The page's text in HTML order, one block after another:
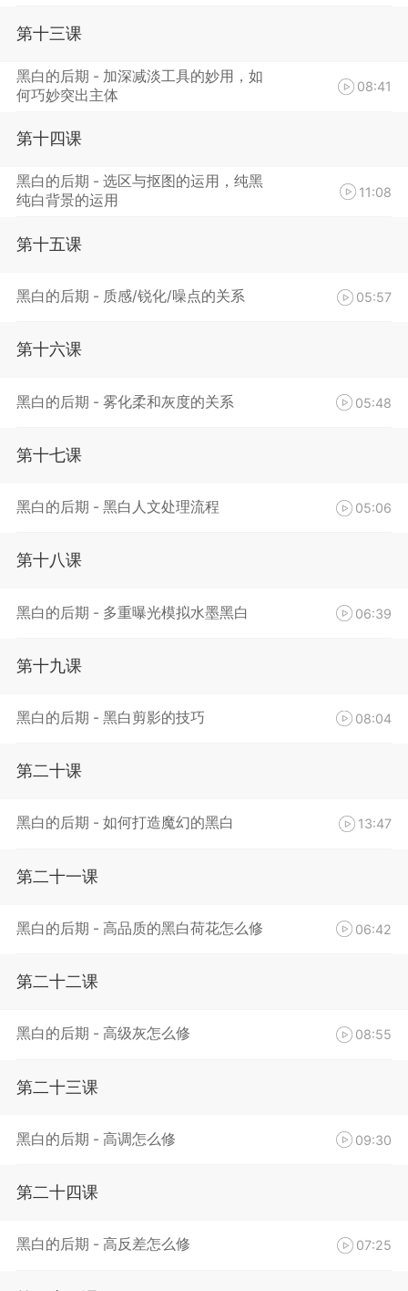
第十三课
黑白的后期 - 加深减淡工具的妙用，如
何巧妙突出主体
08:41
第十四课
黑白的后期 - 选区与抠图的运用，纯黑
纯白背景的运用
11:08
第十五课
黑白的后期 - 质感/锐化/噪点的关系 05:57
第十六课
黑白的后期 - 雾化柔和灰度的关系 05:48
第十七课
黑白的后期 - 黑白人文处理流程 05:06
第十八课
黑白的后期 - 多重曝光模拟水墨黑白 06:39
第十九课
黑白的后期 - 黑白剪影的技巧 08:04
第二十课
黑白的后期 - 如何打造魔幻的黑白 13:47
第二十一课
黑白的后期 - 高品质的黑白荷花怎么修 06:42
第二十二课
黑白的后期 - 高级灰怎么修 08:55
第二十三课
黑白的后期 - 高调怎么修 09:30
第二十四课
黑白的后期 - 高反差怎么修 07:25